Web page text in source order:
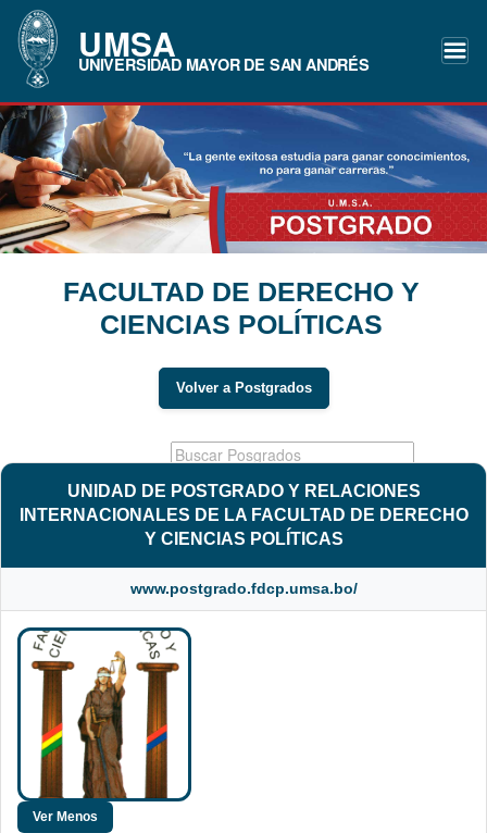
UMSA
UNIVERSIDAD MAYOR DE SAN ANDRÉS
FACULTAD DE DERECHO Y
CIENCIAS POLÍTICAS
Volver a Postgrados
UNIDAD DE POSTGRADO Y RELACIONES
INTERNACIONALES DE LA FACULTAD DE DERECHO
Y CIENCIAS POLÍTICAS
www.postgrado.fdcp.umsa.bo/